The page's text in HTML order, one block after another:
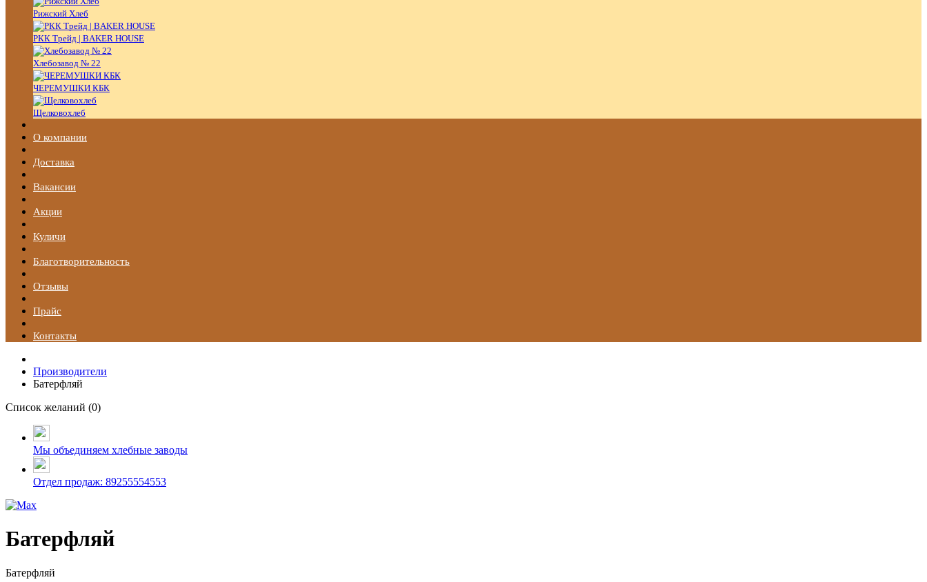
Рижский Хлеб
РКК Трейд | BAKER HOUSE
Хлебозавод № 22
ЧЕРЕМУШКИ КБК
Щелковохлеб
О компании
Доставка
Вакансии
Акции
Куличи
Благотворительность
Отзывы
Прайс
Контакты
Производители
Батерфляй
Список желаний (0)
Мы объединяем хлебные заводы
Отдел продаж: 89255554553
Батерфляй
Батерфляй